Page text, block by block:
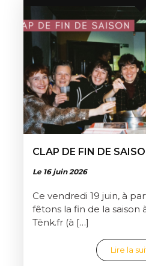
CLAP DE FIN DE
Le 16 juin 2026
Ce vendredi 19 juin, à
fêtons la fin de la saison
Tënk.fr (à […]
Lire la